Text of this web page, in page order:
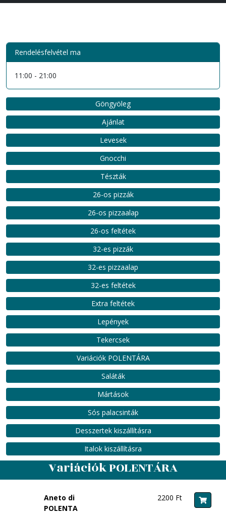
Rendelésfelvétel ma
11:00 - 21:00
Göngyöleg
Ajánlat
Levesek
Gnocchi
Tészták
26-os pizzák
26-os pizzaalap
26-os feltétek
32-es pizzák
32-es pizzaalap
32-es feltétek
Extra feltétek
Lepények
Tekercsek
Variációk POLENTÁRA
Saláták
Mártások
Sós palacsinták
Desszertek kiszállításra
Italok kiszállításra
Variációk POLENTÁRA
Aneto di
POLENTA
2200 Ft